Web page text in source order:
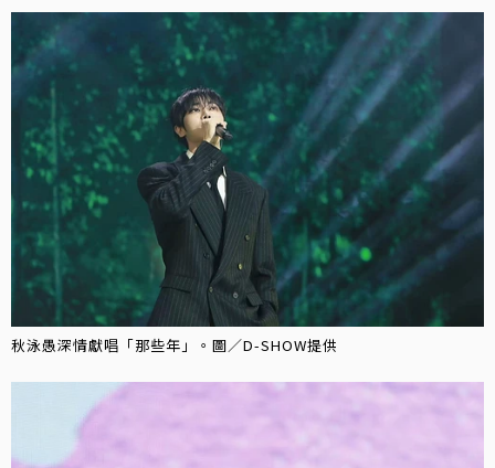
秋泳愚深情獻唱「那些年」。圖／D-SHOW提供